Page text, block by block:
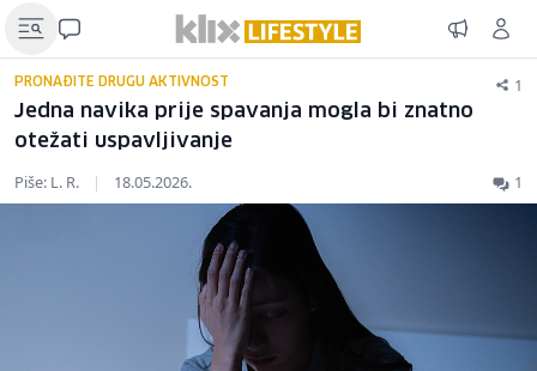
PRONAĐITE DRUGU AKTIVNOST 1
Jedna navika prije spavanja mogla bi znatno
otežati uspavljivanje
Piše: L. R. | 18.05.2026. 1